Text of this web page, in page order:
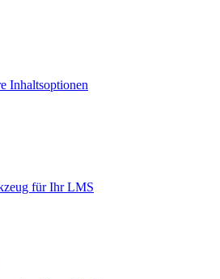
Inhaltsoptionen
für Ihr LMS